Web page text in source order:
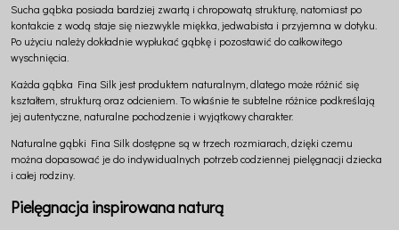
Sucha gąbka posiada bardziej zwartą i chropowatą strukturę, natomiast po
kontakcie z wodą staje się niezwykle miękka, jedwabista i przyjemna w dotyku.
Po użyciu należy dokładnie wypłukać gąbkę i pozostawić do całkowitego
wyschnięcia.
Każda gąbka Fina Silk jest produktem naturalnym, dlatego może różnić się
kształtem, strukturą oraz odcieniem. To właśnie te subtelne różnice podkreślają
jej autentyczne, naturalne pochodzenie i wyjątkowy charakter.
Naturalne gąbki Fina Silk dostępne są w trzech rozmiarach, dzięki czemu
można dopasować je do indywidualnych potrzeb codziennej pielęgnacji dziecka
i całej rodziny.
Pielęgnacja inspirowana naturą